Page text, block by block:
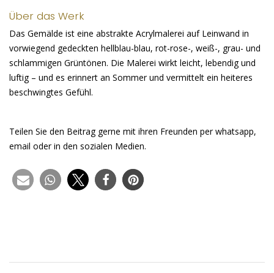
Über das Werk
Das Gemälde ist eine abstrakte Acrylmalerei auf Leinwand in
vorwiegend gedeckten hellblau-blau, rot-rose-, weiß-, grau- und
schlammigen Grüntönen. Die Malerei wirkt leicht, lebendig und
luftig – und es erinnert an Sommer und vermittelt ein heiteres
beschwingtes Gefühl.
Teilen Sie den Beitrag gerne mit ihren Freunden per whatsapp,
email oder in den sozialen Medien.